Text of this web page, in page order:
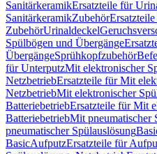
SanitärkeramikErsatzteile für
SanitärkeramikZubehör
ZubehörUrinaldeckel
Spülbögen und Übergänge
ÜbergängeSprühkopfzubehör
für UnterputzMit elektronischer
NetzbetriebErsatzteile für Mit
NetzbetriebMit elektronischer
BatteriebetriebErsatzteile für Mit
BatteriebetriebMit pneumatischer
pneumatischer Spülauslösung
BasicAufputzErsatzteile für